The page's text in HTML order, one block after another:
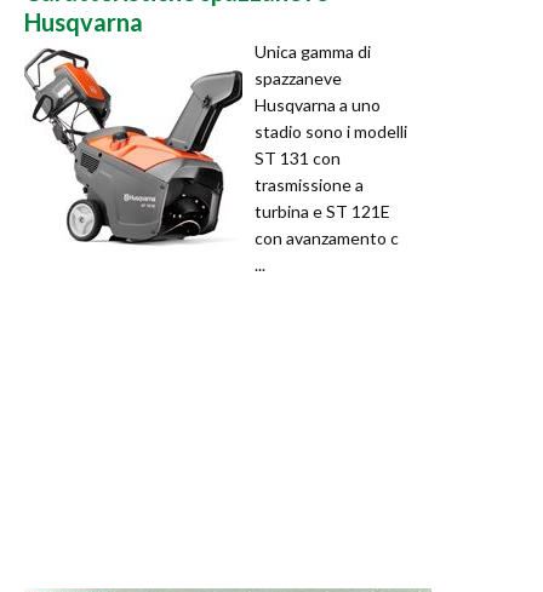
Husqvarna
Unica gamma di
spazzaneve
Husqvarna a uno
stadio sono i modelli
ST 131 con
trasmissione a
turbina e ST 121E
con avanzamento c
...